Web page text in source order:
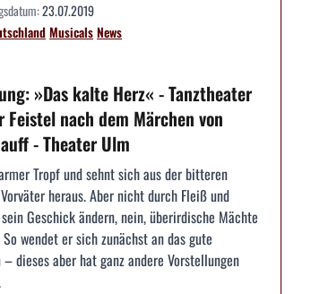
23.07.2019
MusicalsNews
»Das kalte Herz« - Tanztheater
Feistel nach dem Märchen von
- Theater Ulm
Tropf und sehnt sich aus der bitteren
heraus. Aber nicht durch Fleiß und
Geschick ändern, nein, überirdische Mächte
wendet er sich zunächst an das gute
dieses aber hat ganz andere Vorstellungen